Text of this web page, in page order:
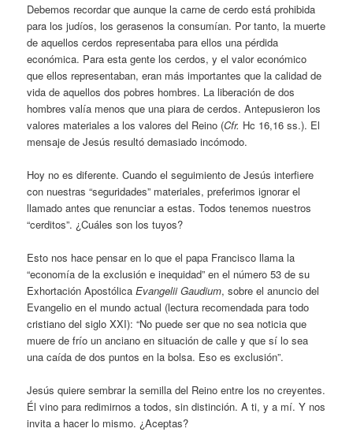
Debemos recordar que aunque la carne de cerdo está prohibida
para los judíos, los gerasenos la consumían. Por tanto, la muerte
de aquellos cerdos representaba para ellos una pérdida
económica. Para esta gente los cerdos, y el valor económico
que ellos representaban, eran más importantes que la calidad de
vida de aquellos dos pobres hombres. La liberación de dos
hombres valía menos que una piara de cerdos. Antepusieron los
valores materiales a los valores del Reino (Cfr.­ Hc 16,16 ss.). El
mensaje de Jesús resultó demasiado incómodo.
Hoy no es diferente. Cuando el seguimiento de Jesús interfiere
con nuestras “seguridades” materiales, preferimos ignorar el
llamado antes que renunciar a estas. Todos tenemos nuestros
“cerditos”. ¿Cuáles son los tuyos?
Esto nos hace pensar en lo que el papa Francisco llama la
“economía de la exclusión e inequidad” en el número 53 de su
Exhortación ApostólicaEvangelii Gaudium, sobre el anuncio del
Evangelio en el mundo actual (lectura recomendada para todo
cristiano del siglo XXI): “No puede ser que no sea noticia que
muere de frío un anciano en situación de calle y que sí lo sea
una caída de dos puntos en la bolsa. Eso es exclusión”.
Jesús quiere sembrar la semilla del Reino entre los no creyentes.
Él vino para redimirnos a todos, sin distinción. A ti, y a mí. Y nos
invita a hacer lo mismo. ¿Aceptas?